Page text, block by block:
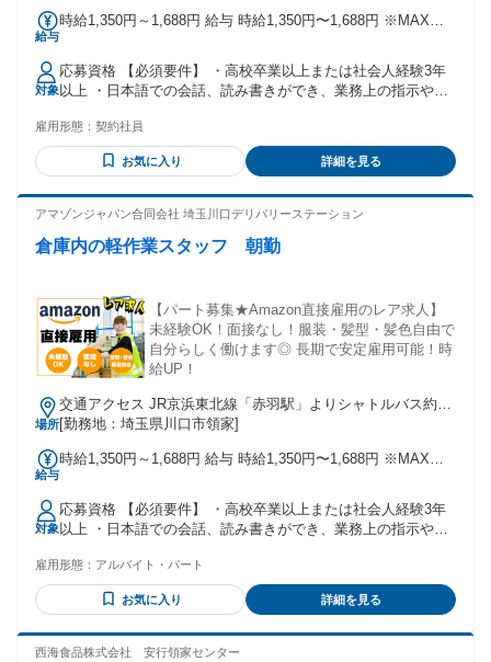
トルバス運行あり ※自転車通勤可 ※車、バイク通勤不可
給与
時給1,350円～1,688円 給与 時給1,350円〜1,688円 ※MAX時
対象
応募資格 【必須要件】 ・高校卒業以上または社会人経験3年
以上 ・日本語での会話、読み書きができ、業務上の指示や安
作ができる（業務で専用端末を使用するため） ※在留資格に
基づく就労時間・就労範囲の制限により勤務条件を満たせな
い場合は、ご応募いただけません。 ＼こんな方も活躍してい
業の経験がある方 ・Amazonで働いてみたい方 ・キャリアア
働きたい 商品検品、仕分けやピッキングなどの倉庫内作業の
での製造経験（梱包・包装・組立・加工など）や、 簡単なラ
イン作業の経験がある方も経験を活かして働いています。
雇用形態： 契約社員
お気に入り 詳細を見る
アマゾンジャパン合同会社 埼玉川口デリバリーステーション
倉庫内の軽作業スタッフ 朝勤
【パート募集★Amazon直接雇用のレア求人】
未経験OK！面接なし！服装・髪型・髪色自由で
自分らしく働けます◎ 長期で安定雇用可能！時
給UP！
場所
交通アクセス JR京浜東北線「赤羽駅」よりシャトルバス約30
分 赤羽駅／赤羽岩淵駅／谷在家二丁目から国際興業バス乗
トルバス運行あり ※自転車通勤可 ※車、バイク通勤不可
[勤務地：埼玉県川口市領家]
給与
時給1,350円～1,688円 給与 時給1,350円〜1,688円 ※MAX時
対象
応募資格 【必須要件】 ・高校卒業以上または社会人経験3年
以上 ・日本語での会話、読み書きができ、業務上の指示や安
作ができる（業務で専用端末を使用するため） ※在留資格に
基づく就労時間・就労範囲の制限により勤務条件を満たせな
い場合は、ご応募いただけません。 ＼こんな方も活躍してい
業の経験がある方 ・定年後の第二の人生として！ ・Amazon
雇用形態： アルバイト・パート
お気に入り 詳細を見る
西海食品株式会社 安行領家センター